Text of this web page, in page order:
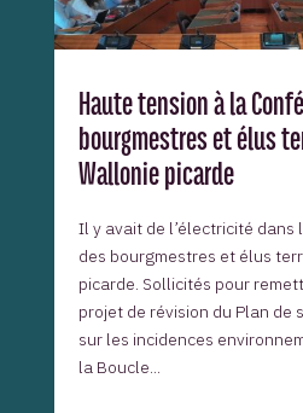
Haute tension à la
bourgmestres et élus
Wallonie picarde
Il y avait de l’électricité dans
des bourgmestres et élus
picarde. Sollicités pour
projet de révision du Plan de
sur les incidences
la Boucle...